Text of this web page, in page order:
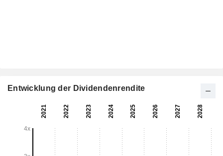
Entwicklung der Dividendenrendite